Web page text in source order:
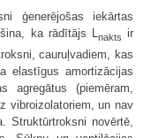
ģenerējošas iekārtas
ka rādītājs Lnakts ir
cauruļvadiem, kas
elastīgus amortizācijas
(piemēram,
vibroizolatoriem, un nav
Struktūrtroksni novērtē,